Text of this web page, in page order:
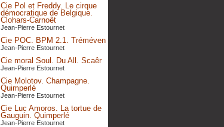
Cie Pol et Freddy. Le cirque
démocratique de Belgique.
Clohars-Carnoêt
Jean-Pierre Estournet
Cie POC. BPM 2.1. Tréméven
Jean-Pierre Estournet
Cie moral Soul. Du All. Scaêr
Jean-Pierre Estournet
Cie Molotov. Champagne.
Quimperlé
Jean-Pierre Estournet
Cie Luc Amoros. La tortue de
Gauguin. Quimperlé
Jean-Pierre Estournet